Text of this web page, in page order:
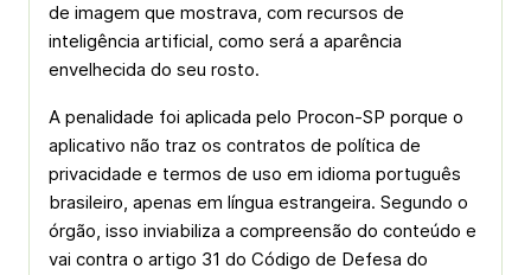
de imagem que mostrava, com recursos de
inteligência artificial, como será a aparência
envelhecida do seu rosto.
A penalidade foi aplicada pelo Procon-SP porque o
aplicativo não traz os contratos de política de
privacidade e termos de uso em idioma português
brasileiro, apenas em língua estrangeira. Segundo o
órgão, isso inviabiliza a compreensão do conteúdo e
vai contra o artigo 31 do Código de Defesa do